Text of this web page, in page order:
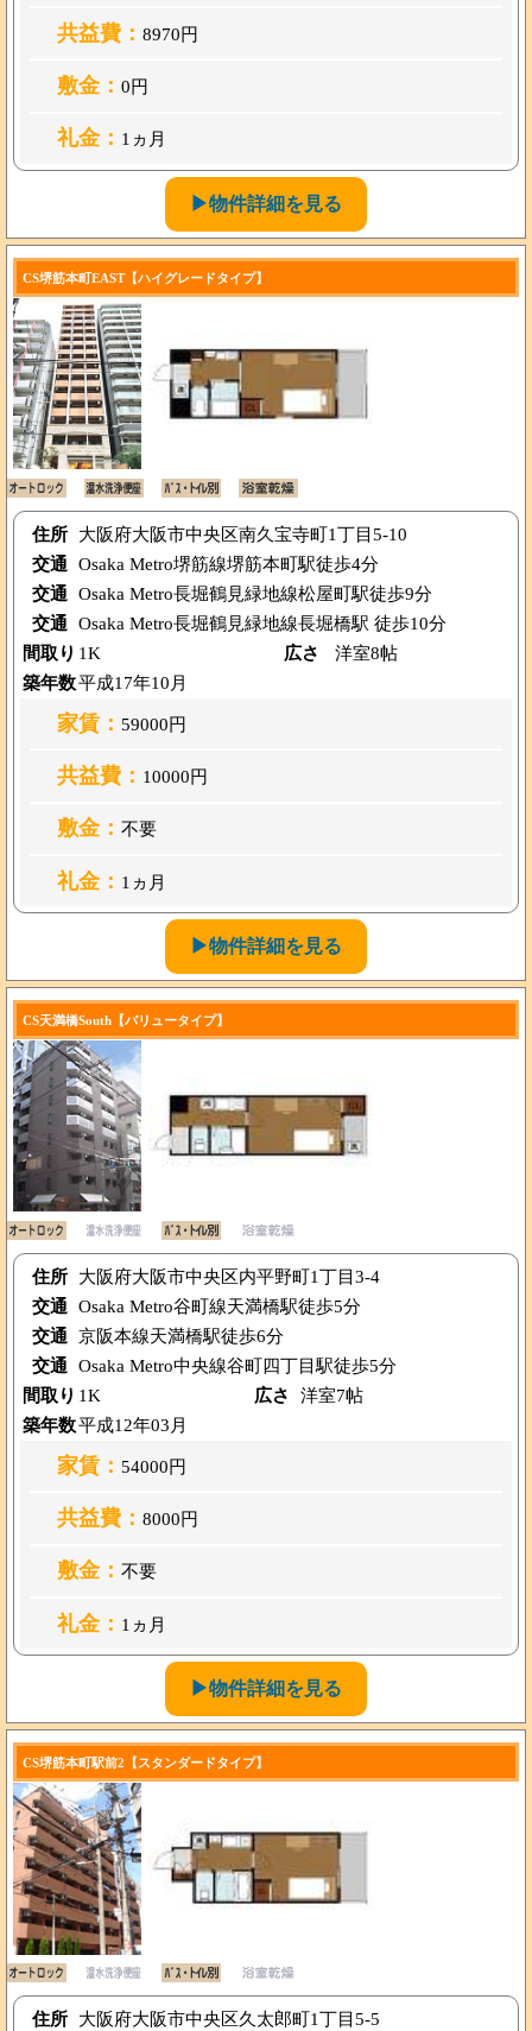
共益費： 8970円
敷金： 0円
礼金： 1ヵ月
▶物件詳細を見る
CS堺筋本町EAST【ハイグレードタイプ】
住所
大阪府大阪市中央区南久宝寺町1丁目5-10
交通 Osaka Metro堺筋線堺筋本町駅徒歩4分
交通 Osaka Metro長堀鶴見緑地線松屋町駅徒歩9分
交通 Osaka Metro長堀鶴見緑地線長堀橋駅 徒歩10分
間取り 1K 広さ
洋室8帖
築年数平成17年10月
家賃： 59000円
共益費： 10000円
敷金： 不要
礼金： 1ヵ月
▶物件詳細を見る
CS天満橋South【バリュータイプ】
住所
大阪府大阪市中央区内平野町1丁目3-4
交通 Osaka Metro谷町線天満橋駅徒歩5分
交通 京阪本線天満橋駅徒歩6分
交通 Osaka Metro中央線谷町四丁目駅徒歩5分
間取り 1K 広さ
洋室7帖
築年数平成12年03月
家賃： 54000円
共益費： 8000円
敷金： 不要
礼金： 1ヵ月
▶物件詳細を見る
CS堺筋本町駅前2【スタンダードタイプ】
住所
大阪府大阪市中央区久太郎町1丁目5-5